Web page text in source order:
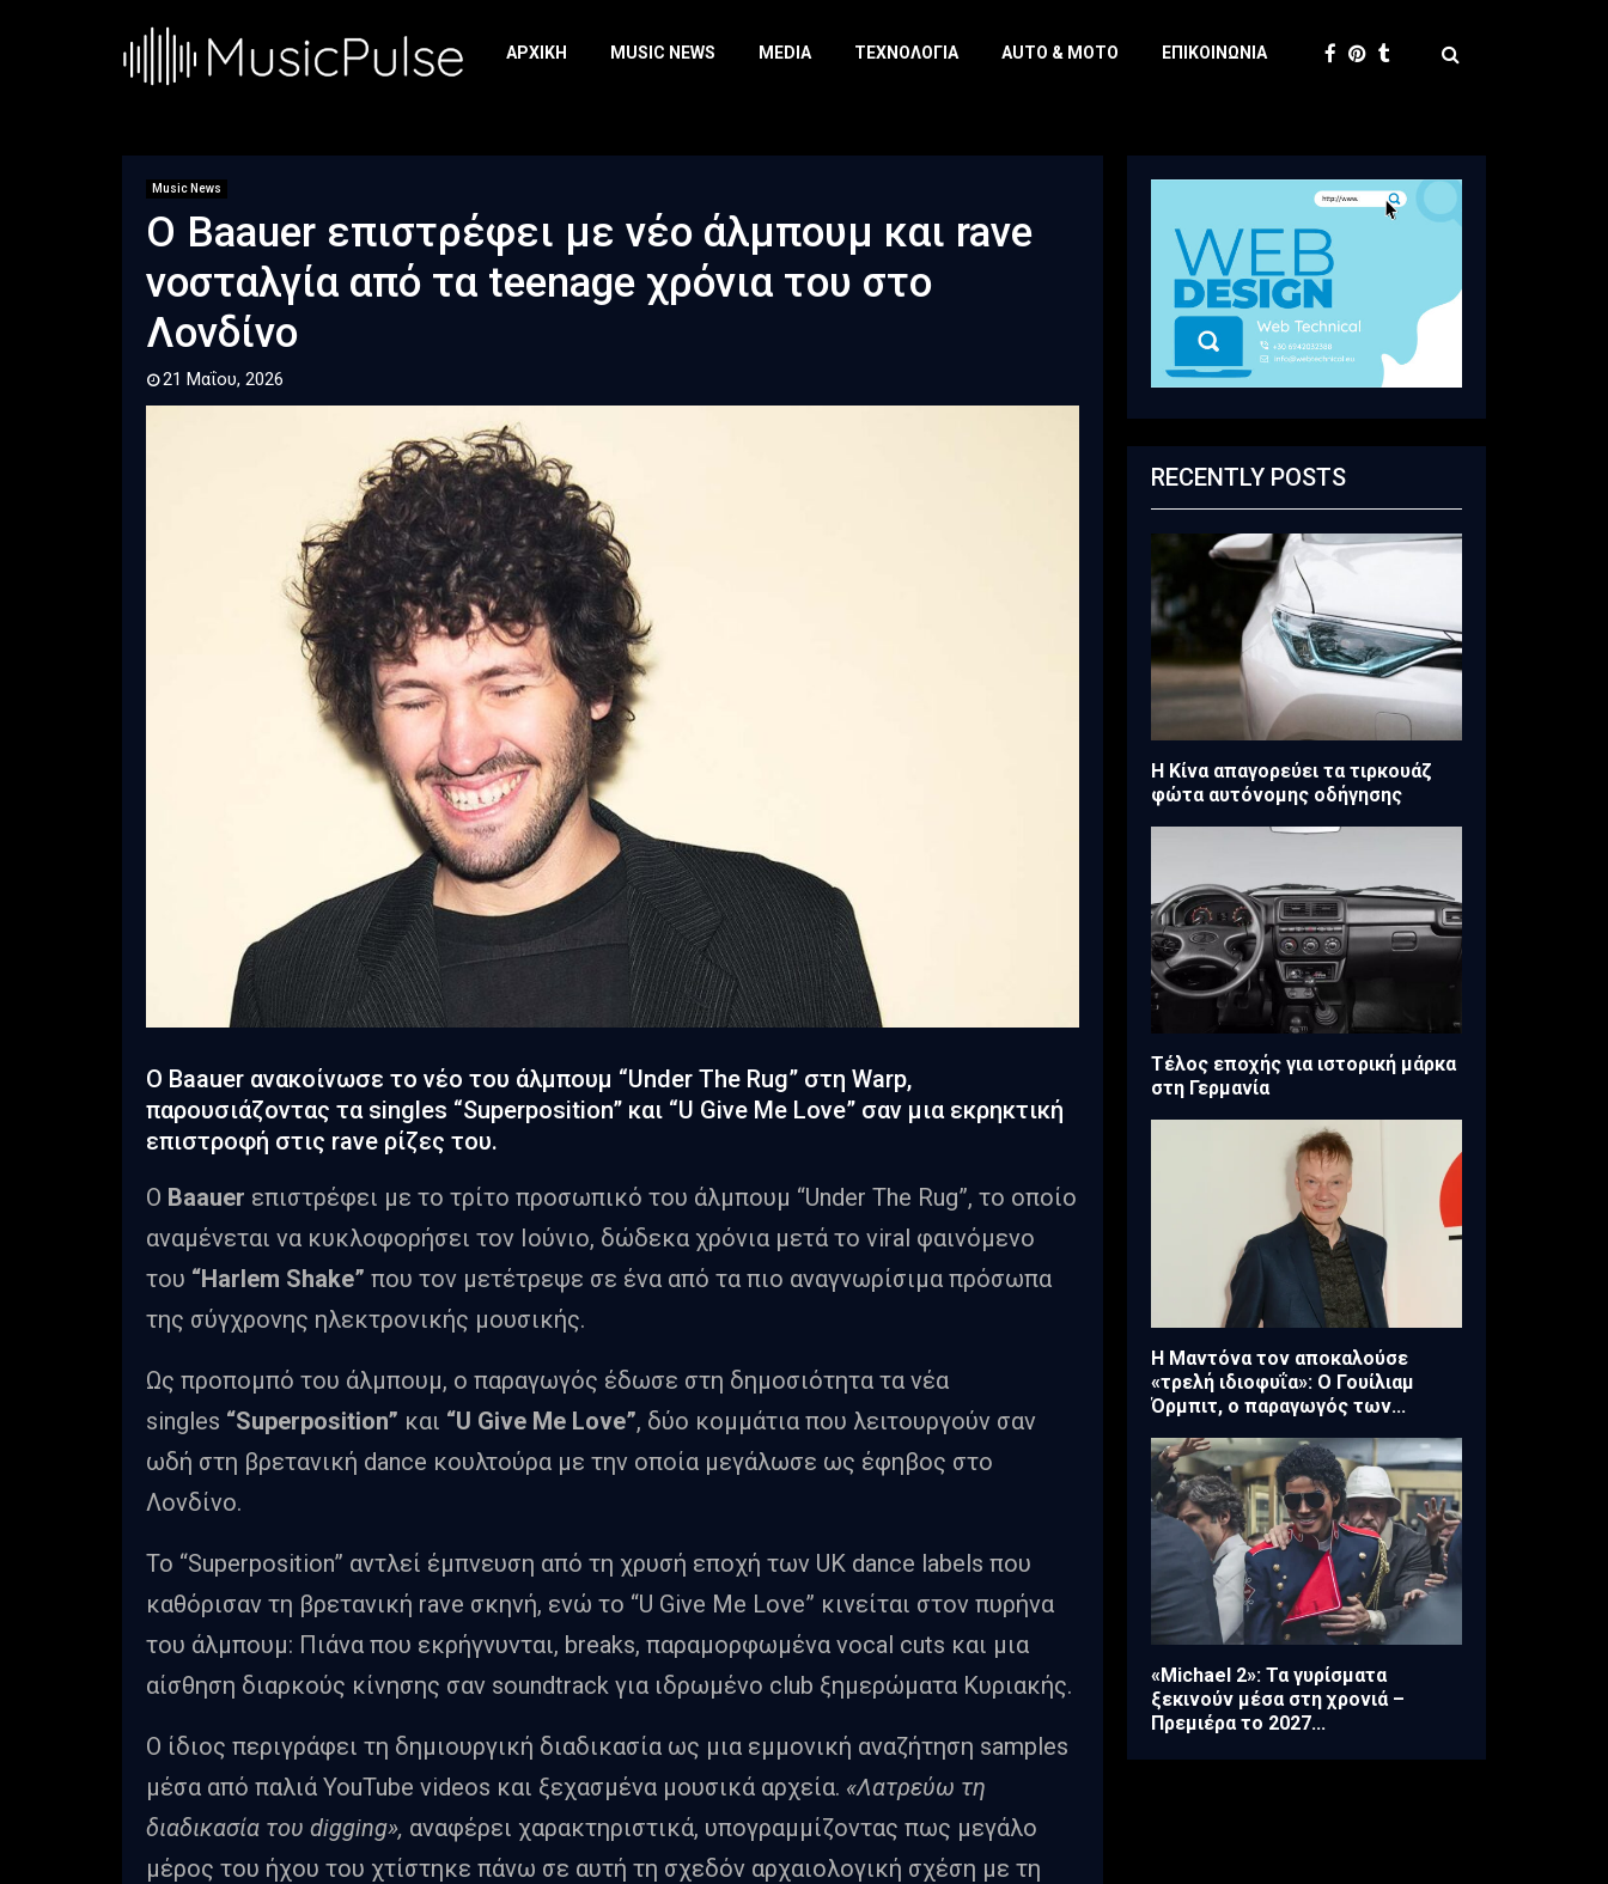
ΑΡΧΙΚΉ MUSIC NEWS MEDIA ΤΕΧΝΟΛΟΓΊΑ AUTO & MOTO ΕΠΙΚΟΙΝΩΝΊΑ
Music News
Ο Baauer επιστρέφει με νέο άλμπουμ και rave
νοσταλγία από τα teenage χρόνια του στο
Λονδίνο
21 Μαΐου, 2026
Ο Baauer ανακοίνωσε το νέο του άλμπουμ “Under The Rug” στη Warp,
παρουσιάζοντας τα singles “Superposition” και “U Give Me Love” σαν μια εκρηκτική
επιστροφή στις rave ρίζες του.
Ο Baauer επιστρέφει με το τρίτο προσωπικό του άλμπουμ “Under The Rug”, το οποίο
αναμένεται να κυκλοφορήσει τον Ιούνιο, δώδεκα χρόνια μετά το viral φαινόμενο
του “Harlem Shake” που τον μετέτρεψε σε ένα από τα πιο αναγνωρίσιμα πρόσωπα
της σύγχρονης ηλεκτρονικής μουσικής.
Ως προπομπό του άλμπουμ, ο παραγωγός έδωσε στη δημοσιότητα τα νέα
singles “Superposition” και “U Give Me Love”, δύο κομμάτια που λειτουργούν σαν
ωδή στη βρετανική dance κουλτούρα με την οποία μεγάλωσε ως έφηβος στο
Λονδίνο.
Το “Superposition” αντλεί έμπνευση από τη χρυσή εποχή των UK dance labels που
καθόρισαν τη βρετανική rave σκηνή, ενώ το “U Give Me Love” κινείται στον πυρήνα
του άλμπουμ: Πιάνα που εκρήγνυνται, breaks, παραμορφωμένα vocal cuts και μια
αίσθηση διαρκούς κίνησης σαν soundtrack για ιδρωμένο club ξημερώματα Κυριακής.
Ο ίδιος περιγράφει τη δημιουργική διαδικασία ως μια εμμονική αναζήτηση samples
μέσα από παλιά YouTube videos και ξεχασμένα μουσικά αρχεία. «Λατρεύω τη
διαδικασία του digging», αναφέρει χαρακτηριστικά, υπογραμμίζοντας πως μεγάλο
μέρος του ήχου του χτίστηκε πάνω σε αυτή τη σχεδόν αρχαιολογική σχέση με τη
RECENTLY POSTS
Η Κίνα απαγορεύει τα τιρκουάζ
φώτα αυτόνομης οδήγησης
Τέλος εποχής για ιστορική μάρκα
στη Γερμανία
Η Μαντόνα τον αποκαλούσε
«τρελή ιδιοφυΐα»: Ο Γουίλιαμ
Όρμπιτ, ο παραγωγός των...
«Michael 2»: Τα γυρίσματα
ξεκινούν μέσα στη χρονιά –
Πρεμιέρα το 2027...